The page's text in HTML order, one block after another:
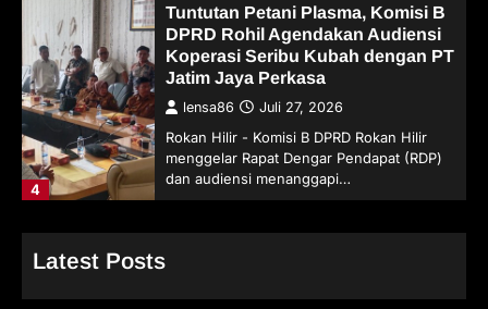
4
Tuntutan Petani Plasma, Komisi B
DPRD Rohil Agendakan Audiensi
Koperasi Seribu Kubah dengan PT
Jatim Jaya Perkasa
lensa86 Juli 27, 2026
Rokan Hilir - Komisi B DPRD Rokan Hilir
menggelar Rapat Dengar Pendapat (RDP)
dan audiensi menanggapi…
Latest Posts